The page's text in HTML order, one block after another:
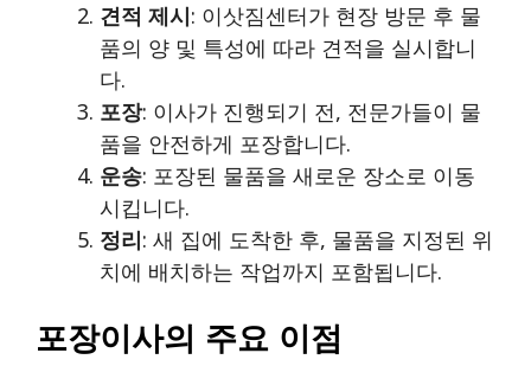
견적 제시: 이삿짐센터가 현장 방문 후 물
품의 양 및 특성에 따라 견적을 실시합니
다.
포장: 이사가 진행되기 전, 전문가들이 물
품을 안전하게 포장합니다.
운송: 포장된 물품을 새로운 장소로 이동
시킵니다.
정리: 새 집에 도착한 후, 물품을 지정된 위
치에 배치하는 작업까지 포함됩니다.
포장이사의 주요 이점